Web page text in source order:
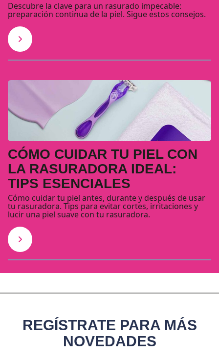
Descubre la clave para un rasurado impecable:
preparación continua de la piel. Sigue estos consejos.
CÓMO CUIDAR TU PIEL CON
LA RASURADORA IDEAL:
TIPS ESENCIALES
Cómo cuidar tu piel antes, durante y después de usar
tu rasuradora. Tips para evitar cortes, irritaciones y
lucir una piel suave con tu rasuradora.
REGÍSTRATE PARA MÁS
NOVEDADES